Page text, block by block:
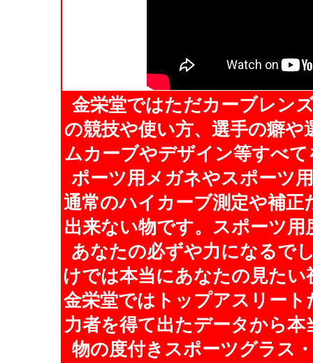
金栄堂ではただカーブレン
の競技や使い方、選手の癖
ムカーブやデザイン等すべ
ポーツ用メガネやスポーツ
通常のハイカーブ測定や補
出来ない物です。スポーツ
あなたの必ずや力になるで
けでは本当にあなたの見た
金栄堂ではトップアスリー
力者を得て出たデータから
物の度付きスポーツグラス